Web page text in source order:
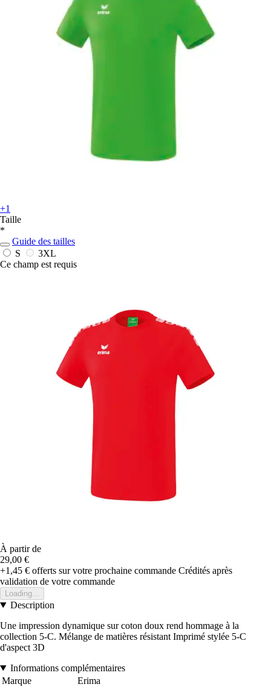
+1
Taille
*
Guide des tailles
S
3XL
Ce champ est requis
À partir de
29,00 €
+1,45 € offerts sur votre prochaine commande Crédités après
validation de votre commande
Loading...
Description
Une impression dynamique sur coton doux rend hommage à la
collection 5-C. Mélange de matières résistant Imprimé stylée 5-C
d'aspect 3D
Informations complémentaires
Marque
Erima